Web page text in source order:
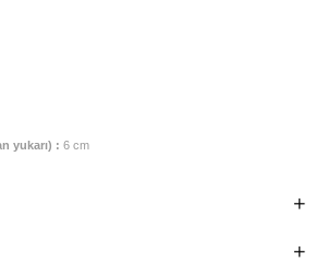
yukarı) : 6 cm
sunan ANİSA, içi ve dışı tamamen deri